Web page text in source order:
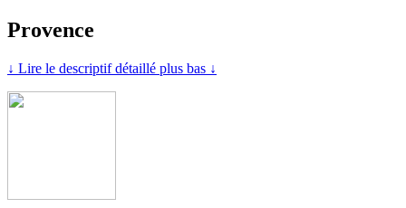
Provence
↓ Lire le descriptif détaillé plus bas ↓